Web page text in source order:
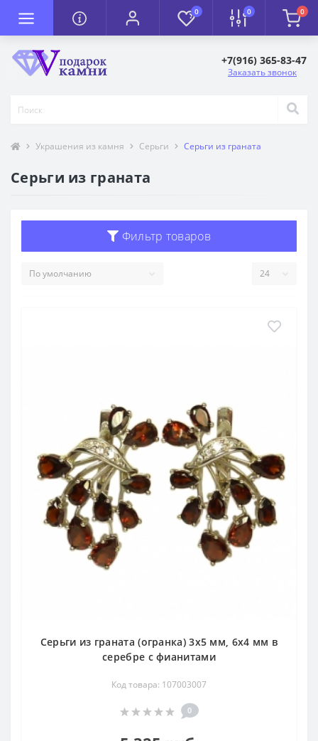
0 0 0
+7(916) 365-83-47
Заказать звонок
Украшения из камня Серьги Серьги из граната
Серьги из граната
Фильтр товаров
Серьги из граната (огранка) 3х5 мм, 6х4 мм в
серебре с фианитами
Код товара: 107003007
0